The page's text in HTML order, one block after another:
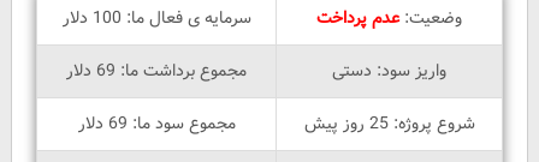
وضعیت:عدم پرداخت
سرمایه ی فعال ما: 100 دلار
واریز سود: دستی
مجموع برداشت ما: 69 دلار
شروع پروژه: 25 روز پیش
مجموع سود ما: 69 دلار